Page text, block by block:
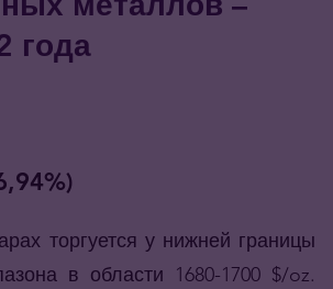
года
торгуется у нижней границы
в области 1680-1700 $/oz.